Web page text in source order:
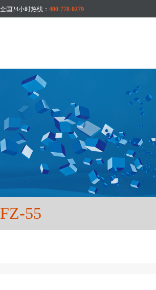
全国24小时热线： 400-778-0279
FZ-55